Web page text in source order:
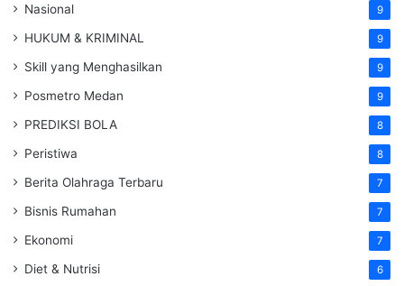
Nasional 9
HUKUM & KRIMINAL 9
Skill yang Menghasilkan 9
Posmetro Medan 9
PREDIKSI BOLA 8
Peristiwa 8
Berita Olahraga Terbaru 7
Bisnis Rumahan 7
Ekonomi 7
Diet & Nutrisi 6